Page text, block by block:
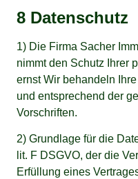
8 Datenschutz
1) Die Firma Sacher
nimmt den Schutz Ihrer
ernst Wir behandeln
und entsprechend der
Vorschriften.
2) Grundlage für die
lit. F DSGVO, der die
Erfüllung eines